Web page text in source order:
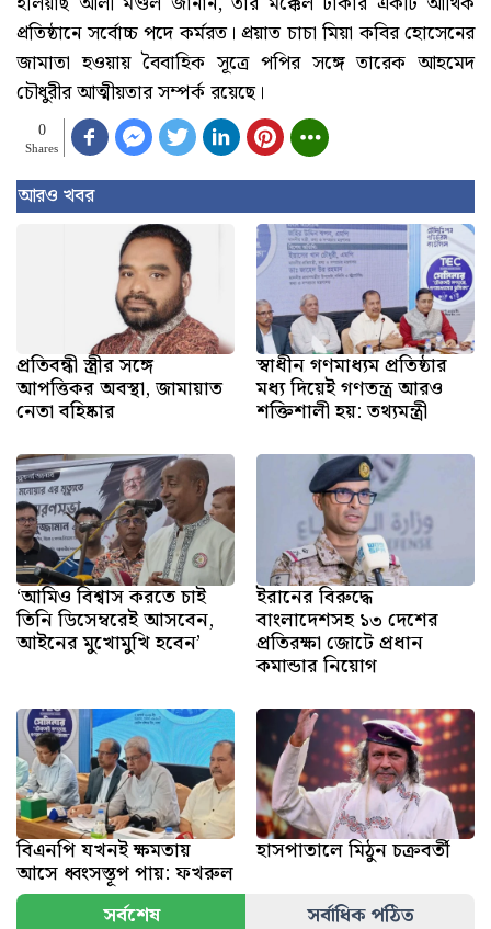
প্রতিষ্ঠানে সর্বোচ্চ পদে কর্মরত। প্রয়াত চাচা মিয়া কবির হোসেনের
জামাতা হওয়ায় বৈবাহিক সূত্রে পপির সঙ্গে তারেক আহমেদ
চৌধুরীর আত্মীয়তার সম্পর্ক রয়েছে।
0
Shares
আরও খবর
প্রতিবন্ধী স্ত্রীর সঙ্গে
আপত্তিকর অবস্থা, জামায়াত
নেতা বহিষ্কার
স্বাধীন গণমাধ্যম প্রতিষ্ঠার
মধ্য দিয়েই গণতন্ত্র আরও
শক্তিশালী হয়: তথ্যমন্ত্রী
‘আমিও বিশ্বাস করতে চাই
তিনি ডিসেম্বরেই আসবেন,
আইনের মুখোমুখি হবেন’
ইরানের বিরুদ্ধে
বাংলাদেশসহ ১৩ দেশের
প্রতিরক্ষা জোটে প্রধান
কমান্ডার নিয়োগ
বিএনপি যখনই ক্ষমতায়
আসে ধ্বংসস্তূপ পায়: ফখরুল
হাসপাতালে মিঠুন চক্রবর্তী
সর্বশেষ সর্বাধিক পঠিত